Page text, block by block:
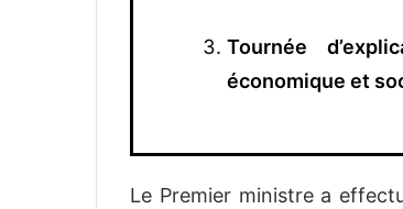
Tournée
économique et
Le Premier ministre a